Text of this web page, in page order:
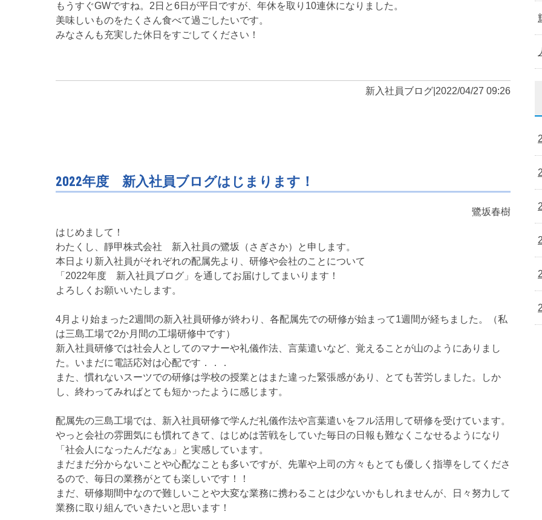
もうすぐGWですね。2日と6日が平日ですが、年休を取り10連休になりました。
美味しいものをたくさん食べて過ごしたいです。
みなさんも充実した休日をすごしてください！
新入社員ブログ 2022/04/27 09:26
2022年度 新入社員ブログはじまります！
鷺坂春樹
はじめまして！
わたくし、靜甲株式会社 新入社員の鷺坂（さぎさか）と申します。
本日より新入社員がそれぞれの配属先より、研修や会社のことについて
「2022年度 新入社員ブログ」を通してお届けしてまいります！
よろしくお願いいたします。
4月より始まった2週間の新入社員研修が終わり、各配属先での研修が始まって1週間が経ちました。（私
は三島工場で2か月間の工場研修中です）
新入社員研修では社会人としてのマナーや礼儀作法、言葉遣いなど、覚えることが山のようにありまし
た。いまだに電話応対は心配です．．．
また、慣れないスーツでの研修は学校の授業とはまた違った緊張感があり、とても苦労しました。しか
し、終わってみればとても短かったように感じます。
配属先の三島工場では、新入社員研修で学んだ礼儀作法や言葉遣いをフル活用して研修を受けています。
やっと会社の雰囲気にも慣れてきて、はじめは苦戦をしていた毎日の日報も難なくこなせるようになり
「社会人になったんだなぁ」と実感しています。
まだまだ分からないことや心配なことも多いですが、先輩や上司の方々もとても優しく指導をしてくださ
るので、毎日の業務がとても楽しいです！！
まだ、研修期間中なので難しいことや大変な業務に携わることは少ないかもしれませんが、日々努力して
業務に取り組んでいきたいと思います！